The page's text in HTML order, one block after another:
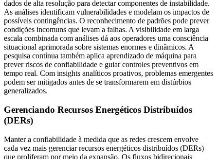
dados de alta resolução para detectar componentes de instabilidade.
As análises identificam vulnerabilidades e modelam os impactos de
possíveis contingências. O reconhecimento de padrões pode prever
condições incomuns que levam a falhas. A visibilidade em larga
escala combinada com análises dá aos operadores uma consciência
situacional aprimorada sobre sistemas enormes e dinâmicos. A
pesquisa contínua também aplica aprendizado de máquina para
prever riscos de confiabilidade e guiar controles preventivos em
tempo real. Com insights analíticos proativos, problemas emergentes
podem ser mitigados antes de se transformarem em distúrbios
generalizados.
Gerenciando Recursos Energéticos Distribuídos
(DERs)
Manter a confiabilidade à medida que as redes crescem envolve
cada vez mais gerenciar recursos energéticos distribuídos (DERs)
que proliferam por meio da expansão. Os fluxos bidirecionais